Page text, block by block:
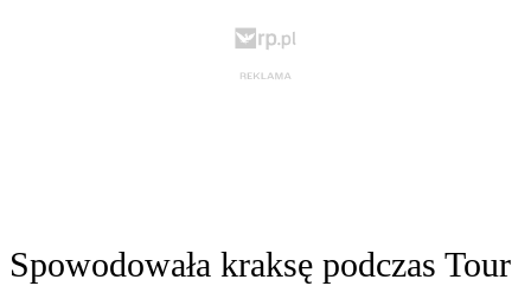
Spowodowała kraksę podczas Tour